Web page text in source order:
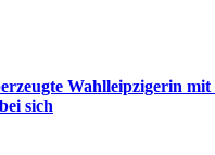
Wahlleipzigerin
sich